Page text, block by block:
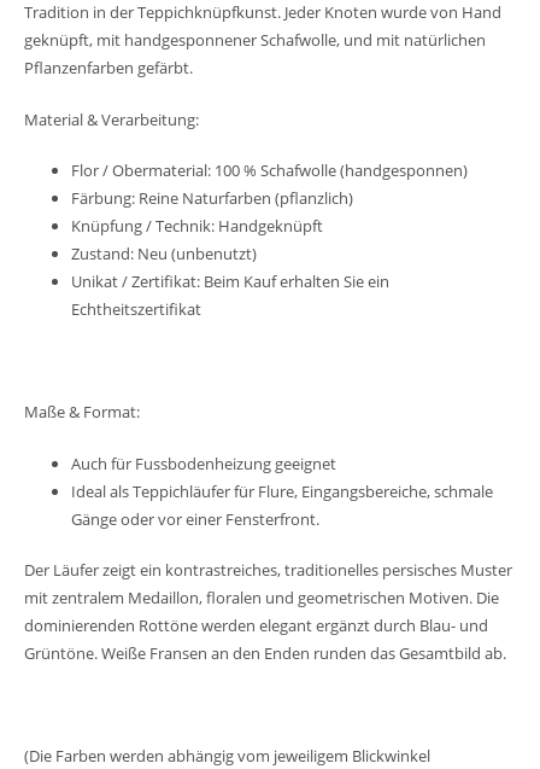
Tradition in der Teppichknüpfkunst. Jeder Knoten wurde von Hand
geknüpft, mit handgesponnener Schafwolle, und mit natürlichen
Pflanzenfarben gefärbt.
Material & Verarbeitung:
Flor / Obermaterial: 100 % Schafwolle (handgesponnen)
Färbung: Reine Naturfarben (pflanzlich)
Knüpfung / Technik: Handgeknüpft
Zustand: Neu (unbenutzt)
Unikat / Zertifikat: Beim Kauf erhalten Sie ein
Echtheitszertifikat
Maße & Format:
Auch für Fussbodenheizung geeignet
Ideal als Teppichläufer für Flure, Eingangsbereiche, schmale
Gänge oder vor einer Fensterfront.
Der Läufer zeigt ein kontrastreiches, traditionelles persisches Muster
mit zentralem Medaillon, floralen und geometrischen Motiven. Die
dominierenden Rottöne werden elegant ergänzt durch Blau- und
Grüntöne. Weiße Fransen an den Enden runden das Gesamtbild ab.
(Die Farben werden abhängig vom jeweiligem Blickwinkel